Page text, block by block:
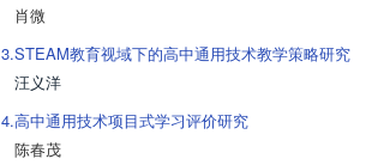
肖微
3.STEAM教育视域下的高中通用技术教学策略研究
汪义洋
4.高中通用技术项目式学习评价研究
陈春茂